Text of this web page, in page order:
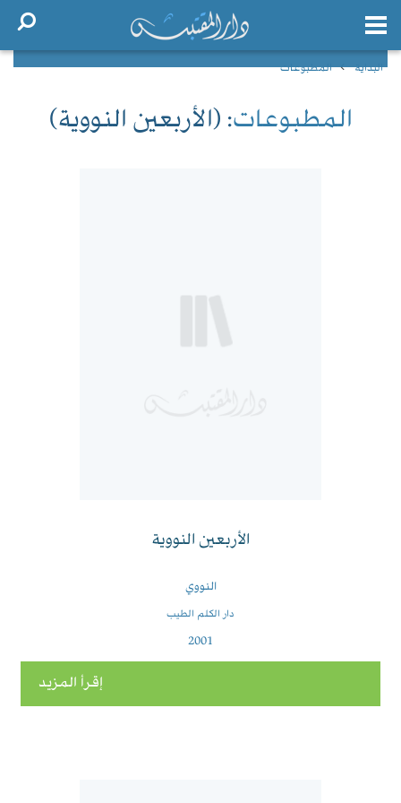
البداية المطبوعات
المطبوعات: (الأربعين النووية)
الأربعين النووية
النووي
دار الكلم الطيب
2001
إقرأ المزيد